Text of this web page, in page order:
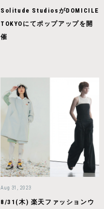
Solitude StudiosがDOMICILE
TOKYOにてポップアップを開
催
Aug 31, 2023
8/31(木) 楽天ファッションウ